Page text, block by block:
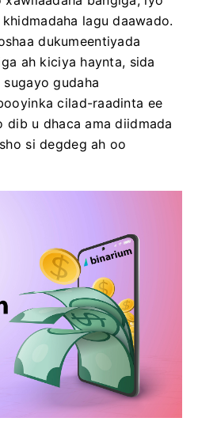
lagu daawado.
dukumeentiyada
ah kiciya haynta, sida
gudaha
cilad-raadinta ee
u dhaca ama diidmada
si degdeg ah oo